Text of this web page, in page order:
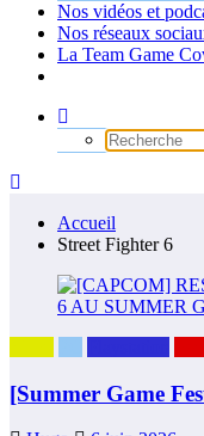
Nos vidéos et
Nos réseaux
La Team Game
Accueil
Street Fighter 6
[Summer Game